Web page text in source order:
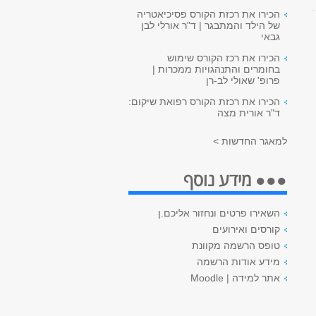
הכירו את רכזת הקורס פסיכיאטריה
של הילד והמתבגר | ד"ר אורלי לבן
גבאי
הכירו את רכז הקורס שימוש
בחומרים והתנהגויות ממכרות |
פרופ' שאולי לב-רן
הכירו את רכזת הקורס רפואת שיקום:
ד"ר אורית מצה
למאגר החדשות >
●●● מידע נוסף
השאירו פרטים ונחזור אליכם.ן
קורסים ואירועים
טופס הרשמה מקוונת
מידע אודות הרשמה
אתר למידה | Moodle